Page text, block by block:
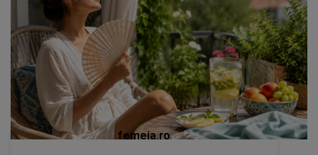
femeia.ro